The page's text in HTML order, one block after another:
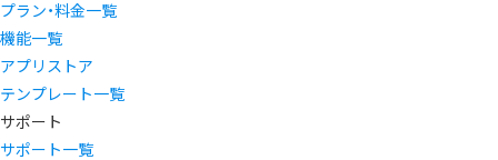
プラン・料金一覧
機能一覧
アプリストア
テンプレート一覧
サポート
サポート一覧